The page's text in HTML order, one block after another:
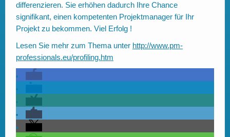
differenzieren. Sie erhöhen dadurch Ihre Chance
signifikant, einen kompetenten Projektmanager für Ihr
Projekt zu bekommen. Viel Erfolg !
Lesen Sie mehr zum Thema unter http://www.pm-
professionals.eu/profiling.htm